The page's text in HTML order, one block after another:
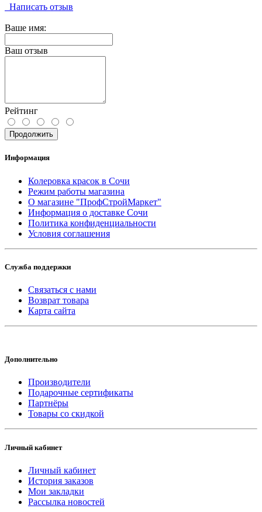
Написать отзыв
Ваше имя:
Ваш отзыв
Рейтинг
Продолжить
Информация
Колеровка красок в Сочи
Режим работы магазина
О магазине "ПрофСтройМаркет"
Информация о доставке Сочи
Политика конфиденциальности
Условия соглашения
Служба поддержки
Связаться с нами
Возврат товара
Карта сайта
Дополнительно
Производители
Подарочные сертификаты
Партнёры
Товары со скидкой
Личный кабинет
Личный кабинет
История заказов
Мои закладки
Рассылка новостей